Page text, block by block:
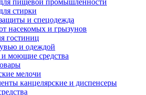
пищевой промышленности
стирки
и спецодежда
насекомых и грызунов
гостиниц
и одеждой
моющие средства
мелочи
канцелярские и диспенсеры